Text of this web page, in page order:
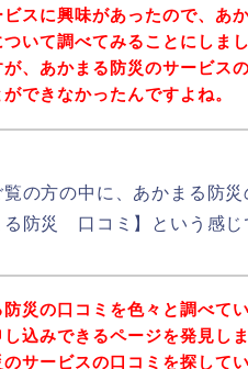
スに興味があったので、あ
いて調べてみることにしまし
、あかまる防災のサービス
できなかったんですよね。
の方の中に、あかまる防
防災 口コミ】という感じ
災の口コミを色々と調べて
込みできるページを発見し
サービスの口コミを探して